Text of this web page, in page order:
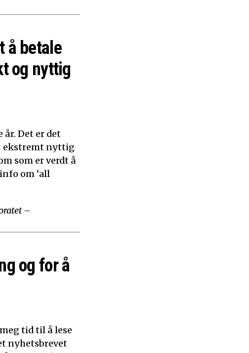
å betale
og nyttig
Det er det
ekstremt nyttig
som er verdt å
om ‘all
–
og for å
tid til å lese
nyhetsbrevet